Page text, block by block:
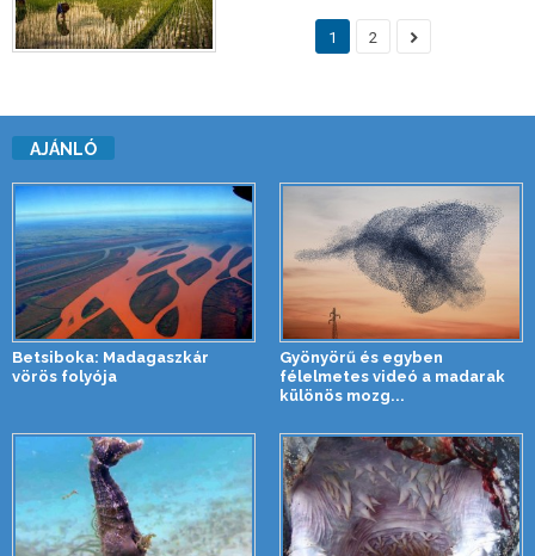
1 2
AJÁNLÓ
Betsiboka: Madagaszkár
vörös folyója
Gyönyörű és egyben
félelmetes videó a madarak
különös mozg...